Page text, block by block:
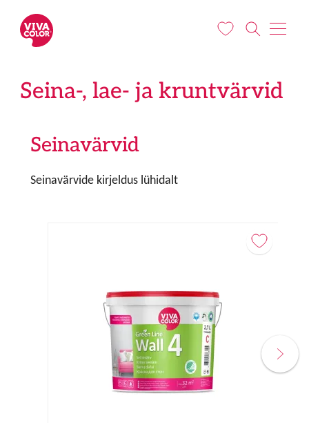
Seina-, lae- ja kruntvärvid
Seinavärvid
Seinavärvide kirjeldus lühidalt